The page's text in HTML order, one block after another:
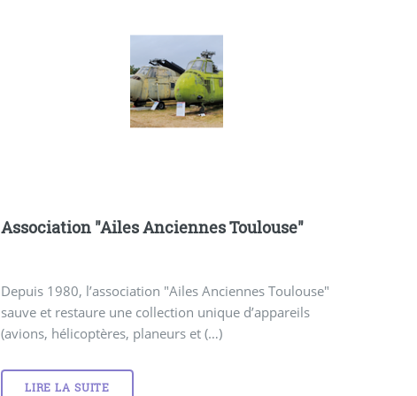
Association "Ailes Anciennes Toulouse"
Depuis 1980, l’association "Ailes Anciennes Toulouse"
sauve et restaure une collection unique d’appareils
(avions, hélicoptères, planeurs et (…)
LIRE LA SUITE